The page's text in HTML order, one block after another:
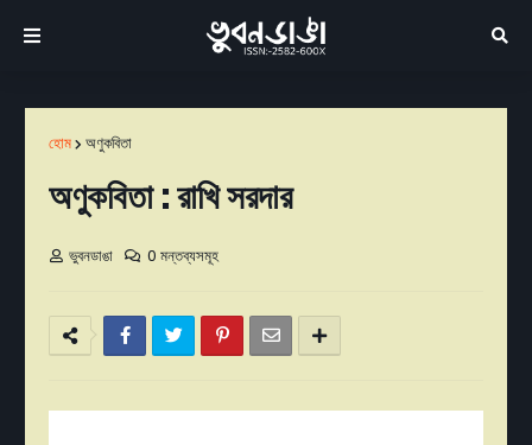
হোম অণুকবিতা
অণুকবিতা : রাখি সরদার
ভুবনডাঙা 0 মন্তব্যসমূহ